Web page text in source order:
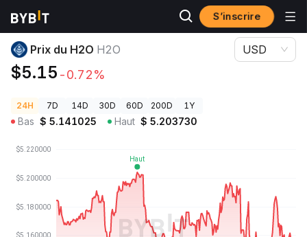
S’inscrire
Prix des cryptos
Prix du H2O H2O
$5.15 -0.72%
USD
24H 7D 14D 30D 60D 200D 1Y
Bas $ 5.141025 Haut $ 5.203730